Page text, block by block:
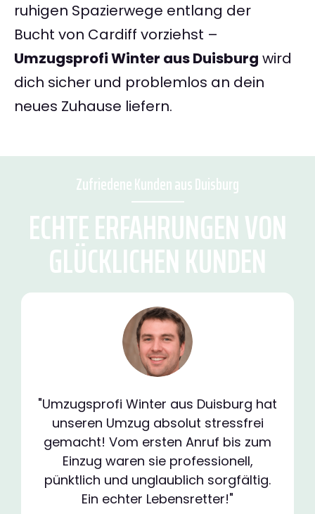
ruhigen Spazierwege entlang der
Bucht von Cardiff vorziehst –
Umzugsprofi Winter aus Duisburg wird
dich sicher und problemlos an dein
neues Zuhause liefern.
Zufriedene Kunden aus Duisburg
ECHTE ERFAHRUNGEN VON
GLÜCKLICHEN KUNDEN
"Umzugsprofi Winter aus Duisburg hat
unseren Umzug absolut stressfrei
gemacht! Vom ersten Anruf bis zum
Einzug waren sie professionell,
pünktlich und unglaublich sorgfältig.
Ein echter Lebensretter!"